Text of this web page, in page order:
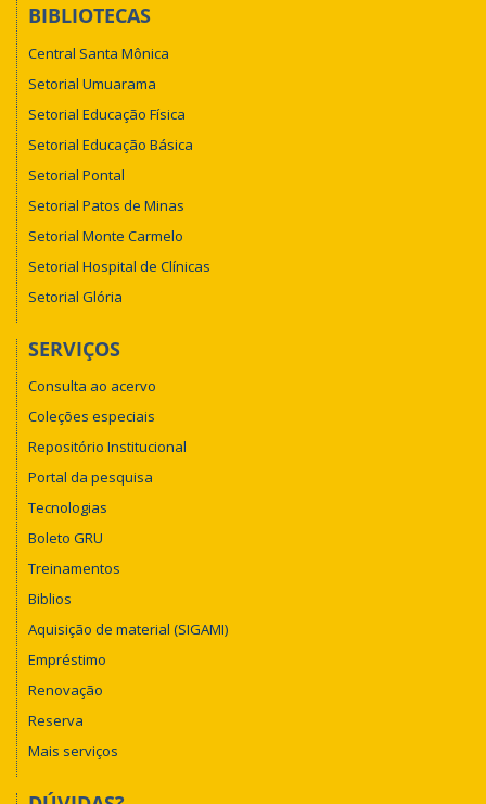
BIBLIOTECAS
Central Santa Mônica
Setorial Umuarama
Setorial Educação Física
Setorial Educação Básica
Setorial Pontal
Setorial Patos de Minas
Setorial Monte Carmelo
Setorial Hospital de Clínicas
Setorial Glória
SERVIÇOS
Consulta ao acervo
Coleções especiais
Repositório Institucional
Portal da pesquisa
Tecnologias
Boleto GRU
Treinamentos
Biblios
Aquisição de material (SIGAMI)
Empréstimo
Renovação
Reserva
Mais serviços